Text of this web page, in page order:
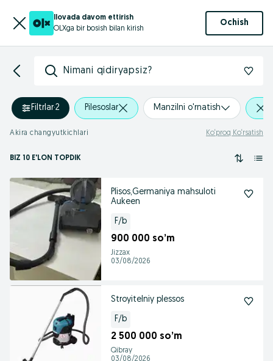
Ilovada davom ettirish
OLXga bir bosish bilan kirish
Ochish
Nimani qidiryapsiz?
Filtrlar·2 Pilesoslar Manzilni o'rnatish
Akira changyutkichlari Ko‘proq Ko‘rsatish
BIZ 10 E'LON TOPDIK
Plisos,Germaniya mahsuloti
Aukeen
F/b
900 000 so’m
Jizzax
03/08/2026
Stroyitelniy plessos
F/b
2 500 000 so’m
Qibray
03/08/2026